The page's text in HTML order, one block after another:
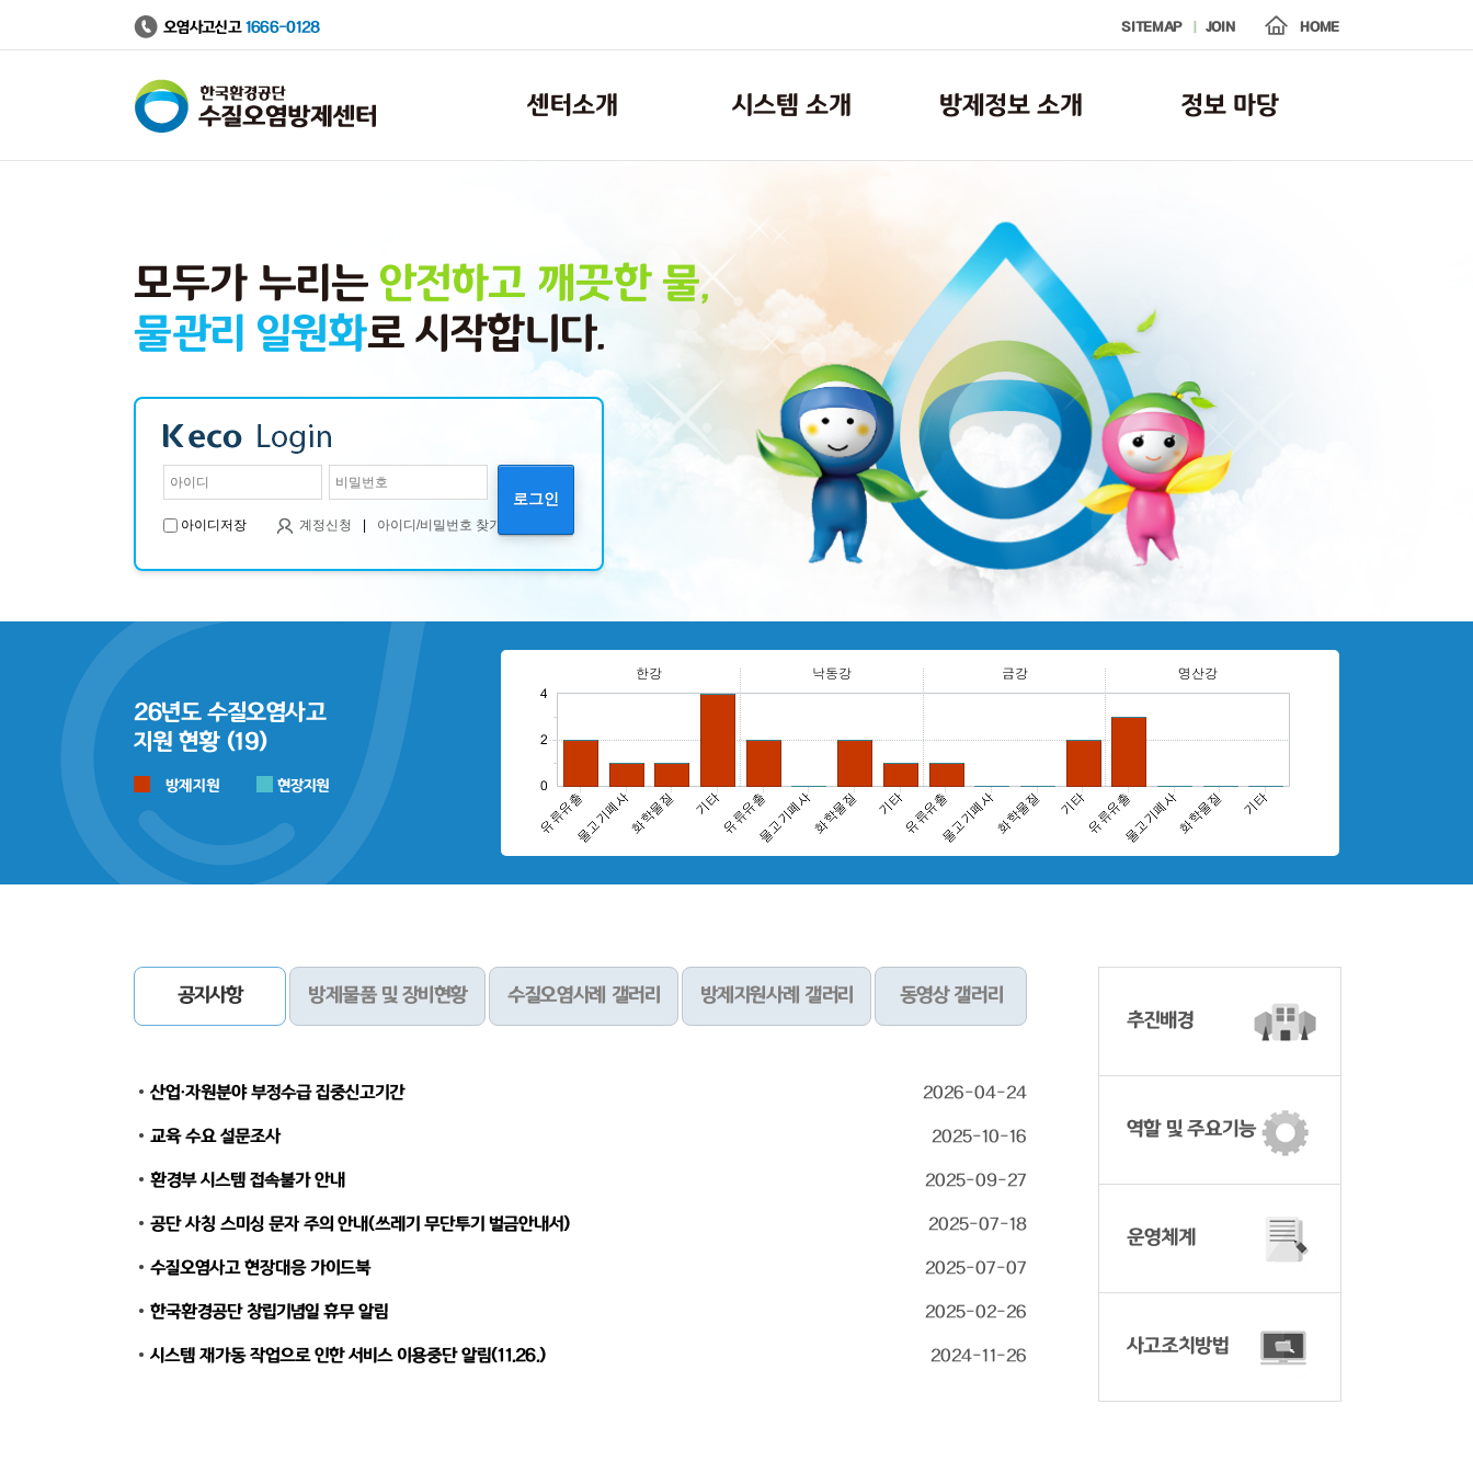
오염사고신고1666-0128 SITEMAP JOIN HOME
질
오
염
템
센터소개
운영 체계 및 조직 안내
보유 장비 현황
시스템 소개
예방
복구 & 지원
방제정보 소개
오염사고 조치 메뉴얼
정보 마당
수질오염 사고·지원 갤러리
교육·훈련 영상
로그인
아이디저장 계정신청 아이디/비밀번호 찾기
모두가 누리는 안전하고 깨끗한 물,
물관리 일원화로 시작합니다.
26년도 수질오염사고
지원 현황 (19)
방제지원 현장지원
공지사항 방제물품 및 장비현황 수질오염사례 갤러리 방제지원사례 갤러리 동영상 갤러리
산업·자원분야 부정수급 집중신고기간 2026-04-24
교육 수요 설문조사 2025-10-16
환경부 시스템 접속불가 안내 2025-09-27
공단 사칭 스미싱 문자 주의 안내(쓰레기 무단투기 벌금안내서) 2025-07-18
수질오염사고 현장대응 가이드북 2025-07-07
한국환경공단 창립기념일 휴무 알림 2025-02-26
시스템 재가동 작업으로 인한 서비스 이용중단 알림(11.26.) 2024-11-26
추진배경
역할 및 주요기능
운영체계
사고조치방법